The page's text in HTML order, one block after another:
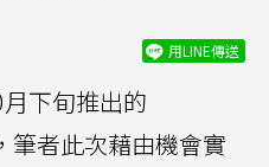
用LINE傳送
下旬推出的
筆者此次藉由機會實